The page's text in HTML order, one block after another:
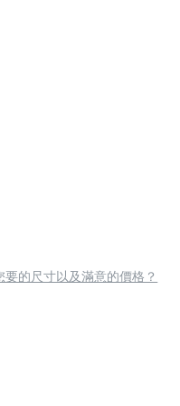
要的尺寸以及滿意的價格？